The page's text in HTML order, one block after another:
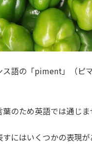
ス語の「piment」（ピ
のため英語では通じま
にはいくつかの表現